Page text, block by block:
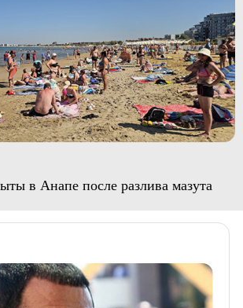
в Анапе после разлива мазута